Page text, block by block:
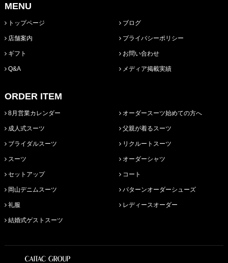
MENU
トップページ
店舗案内
ギフト
Q&A
ブログ
プライバシーポリシー
お問い合わせ
メディア掲載実績
ORDER ITEM
8月営業カレンダー
成人式スーツ
ブライダルスーツ
スーツ
セットアップ
岡山デニムスーツ
礼服
結婚式ゲストスーツ
オーダースーツ始めての方へ
父親が着るスーツ
リクルートスーツ
オーダーシャツ
コート
パターンオーダーシューズ
レディースオーダー